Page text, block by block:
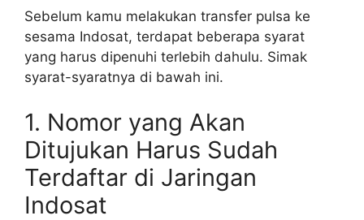
Sebelum kamu melakukan transfer pulsa ke
sesama Indosat, terdapat beberapa syarat
yang harus dipenuhi terlebih dahulu. Simak
syarat-syaratnya di bawah ini.
1. Nomor yang Akan
Ditujukan Harus Sudah
Terdaftar di Jaringan
Indosat